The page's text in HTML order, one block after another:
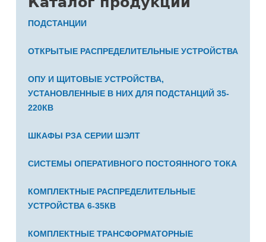
ПОДСТАНЦИИ
ОТКРЫТЫЕ РАСПРЕДЕЛИТЕЛЬНЫЕ УСТРОЙСТВА
ОПУ И ЩИТОВЫЕ УСТРОЙСТВА,
УСТАНОВЛЕННЫЕ В НИХ ДЛЯ ПОДСТАНЦИЙ 35-
220КВ
ШКАФЫ РЗА СЕРИИ ШЭЛТ
СИСТЕМЫ ОПЕРАТИВНОГО ПОСТОЯННОГО ТОКА
КОМПЛЕКТНЫЕ РАСПРЕДЕЛИТЕЛЬНЫЕ
УСТРОЙСТВА 6-35КВ
КОМПЛЕКТНЫЕ ТРАНСФОРМАТОРНЫЕ